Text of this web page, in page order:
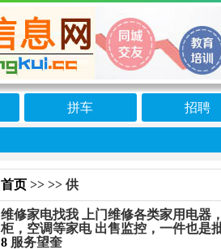
拼车 招聘
首页 >> >> 供
维修家电找我 上门维修各类家用电器
柜，空调等家电 出售监控，一件也是
8 服务望奎